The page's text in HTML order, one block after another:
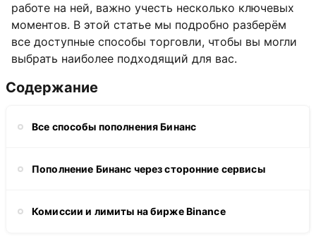
работе на ней, важно учесть несколько ключевых
моментов. В этой статье мы подробно разберём
все доступные способы торговли, чтобы вы могли
выбрать наиболее подходящий для вас.
Содержание
Все способы пополнения Бинанс
Пополнение Бинанс через сторонние сервисы
Комиссии и лимиты на бирже Binance